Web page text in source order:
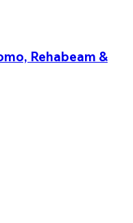
Rehabeam &